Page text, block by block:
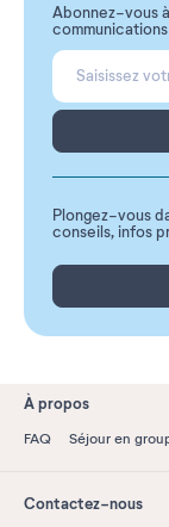
Abonnez-vous
communications
Plongez-vous
conseils, infos
À propos
FAQ Séjour en
Contactez-nous